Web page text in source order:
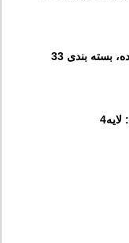
: در بسته بندی مسطح، بسته بندی از پیش جمع آوری شده، بسته بندی 3D و یا هر گونه دیگر به